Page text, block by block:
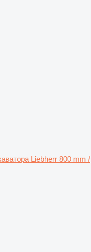
Liebherr 800 mm /